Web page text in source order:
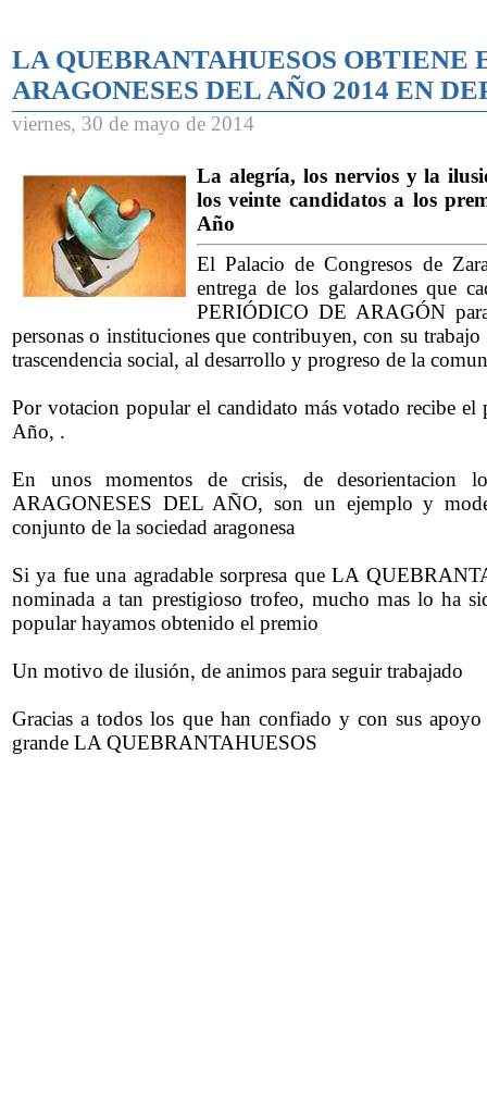
LA QUEBRANTAHUESOS OBTIENE
ARAGONESES DEL AÑO 2014 EN
viernes, 30 de mayo de 2014
La alegría, los nervios y la
los veinte candidatos a los
Año
El Palacio de Congresos de
entrega de los galardones que
PERIÓDICO DE ARAGÓN
personas o instituciones que contribuyen, con su
trascendencia social, al desarrollo y progreso de la
Por votacion popular el candidato más votado recibe el
Año, .
En unos momentos de crisis, de desorientacion
ARAGONESES DEL AÑO, son un ejemplo y
conjunto de la sociedad aragonesa
Si ya fue una agradable sorpresa que LA
nominada a tan prestigioso trofeo, mucho mas lo ha
popular hayamos obtenido el premio
Un motivo de ilusión, de animos para seguir trabajado
Gracias a todos los que han confiado y con sus
grande LA QUEBRANTAHUESOS